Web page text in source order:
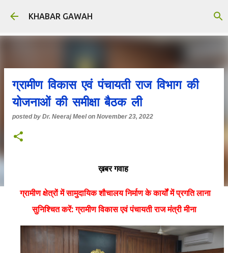
Skip to main content
KHABAR GAWAH
ग्रामीण विकास एवं पंचायती राज विभाग की
योजनाओं की समीक्षा बैठक ली
posted by Dr. Neeraj Meel on November 23, 2022
ख़बर गवाह
ग्रामीण क्षेत्रों में सामुदायिक शौचालय निर्माण के कार्यों में प्रगति लाना
सुनिश्चित करें: ग्रामीण विकास एवं पंचायती राज मंत्री मीना